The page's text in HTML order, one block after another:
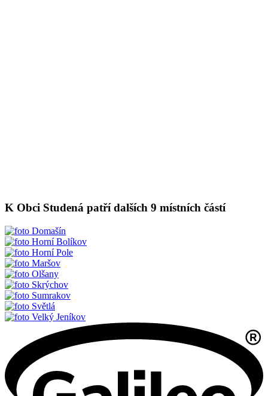
K Obci Studená patří dalších 9 místních částí
Domašín
Horní Bolíkov
Horní Pole
Maršov
Olšany
Skrýchov
Sumrakov
Světlá
Velký Jeníkov